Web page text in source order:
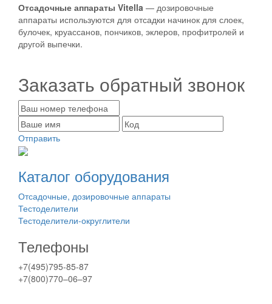
Отсадочные аппараты Vitella — дозировочные
аппараты используются для отсадки начинок для слоек,
булочек, круассанов, пончиков, эклеров, профитролей и
другой выпечки.
Заказать обратный звонок
Отправить
Каталог оборудования
Отсадочные, дозировочные аппараты
Тестоделители
Тестоделители-округлители
Телефоны
+7(495)795-85-87
+7(800)770–06–97